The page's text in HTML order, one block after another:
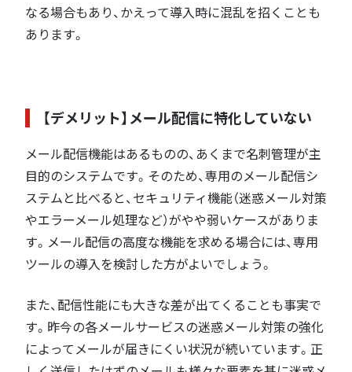
なる場合もあり、かえって導入時に混乱を招くことも
あります。
【デメリット】メール配信に特化していない
メール配信機能はあるものの、あくまで名刺管理が主
目的のシステムです。そのため、専用のメール配信シ
ステムと比べると、セキュリティ機能（迷惑メール対策
やエラーメール処理など）がやや弱いケースがありま
す。メール配信の高度な機能を求める場合には、専用
ツールの導入を検討した方がよいでしょう。
また、配信性能にも大きな差が出てくることも事実で
す。昨今の各メールサービスの迷惑メール対策の強化
によってメールが届きにくい状況が続いています。正